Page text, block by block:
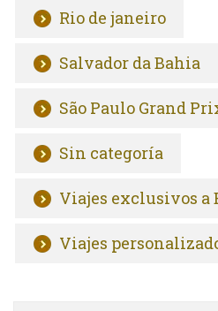
Rio de janeiro
Salvador da Bahia
São Paulo Grand
Sin categoría
Viajes exclusivos a
Viajes